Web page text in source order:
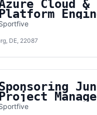
Cloud &
Platform
f/d)
DE, 22087
Project
F/H